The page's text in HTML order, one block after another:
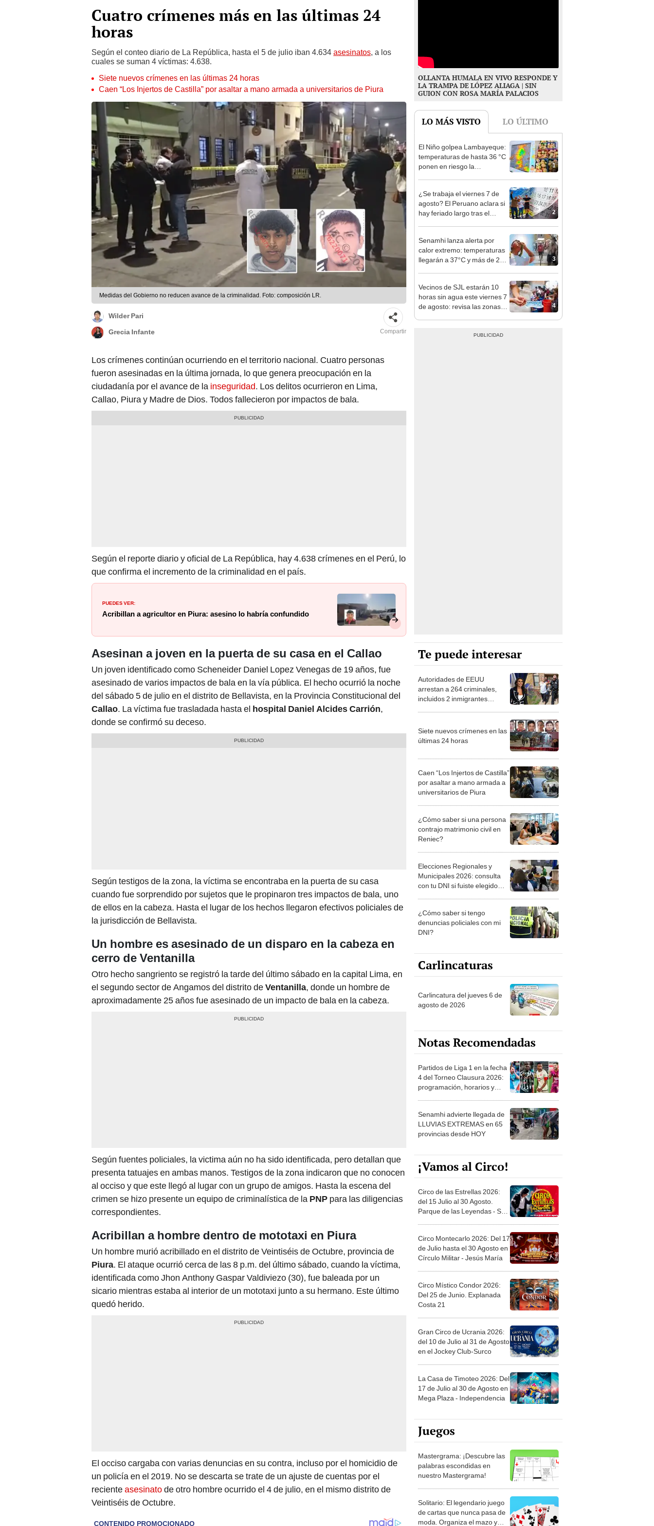
Cuatro crímenes más en las últimas 24
horas
Según el conteo diario de La República, hasta el 5 de julio iban 4.634 asesinatos, a los
cuales se suman 4 víctimas: 4.638.
Siete nuevos crímenes en las últimas 24 horas
Caen “Los Injertos de Castilla” por asaltar a mano armada a universitarios de Piura
Medidas del Gobierno no reducen avance de la criminalidad. Foto: composición LR.
Wilder Pari
Grecia Infante Compartir
Los crímenes continúan ocurriendo en el territorio nacional. Cuatro personas
fueron asesinadas en la última jornada, lo que genera preocupación en la
ciudadanía por el avance de la inseguridad. Los delitos ocurrieron en Lima,
Callao, Piura y Madre de Dios. Todos fallecieron por impactos de bala.
Según el reporte diario y oficial de La República, hay 4.638 crímenes en el Perú, lo
que confirma el incremento de la criminalidad en el país.
PUEDES VER:
Acribillan a agricultor en Piura: asesino lo habría confundido
Asesinan a joven en la puerta de su casa en el Callao
Un joven identificado como Scheneider Daniel Lopez Venegas de 19 años, fue
asesinado de varios impactos de bala en la vía pública. El hecho ocurrió la noche
del sábado 5 de julio en el distrito de Bellavista, en la Provincia Constitucional del
Callao. La víctima fue trasladada hasta el hospital Daniel Alcides Carrión,
donde se confirmó su deceso.
Según testigos de la zona, la víctima se encontraba en la puerta de su casa
cuando fue sorprendido por sujetos que le propinaron tres impactos de bala, uno
de ellos en la cabeza. Hasta el lugar de los hechos llegaron efectivos policiales de
la jurisdicción de Bellavista.
Un hombre es asesinado de un disparo en la cabeza en
cerro de Ventanilla
Otro hecho sangriento se registró la tarde del último sábado en la capital Lima, en
el segundo sector de Angamos del distrito deVentanilla, donde un hombre de
aproximadamente 25 años fue asesinado de un impacto de bala en la cabeza.
Según fuentes policiales, la victima aún no ha sido identificada, pero detallan que
presenta tatuajes en ambas manos. Testigos de la zona indicaron que no conocen
al occiso y que este llegó al lugar con un grupo de amigos. Hasta la escena del
crimen se hizo presente un equipo de criminalística de la PNP para las diligencias
correspondientes.
Acribillan a hombre dentro de mototaxi en Piura
Un hombre murió acribillado en el distrito de Veintiséis de Octubre, provincia de
Piura. El ataque ocurrió cerca de las 8 p.m. del último sábado, cuando la víctima,
identificada como Jhon Anthony Gaspar Valdiviezo (30), fue baleada por un
sicario mientras estaba al interior de un mototaxi junto a su hermano. Este último
quedó herido.
El occiso cargaba con varias denuncias en su contra, incluso por el homicidio de
un policía en el 2019. No se descarta se trate de un ajuste de cuentas por el
recienteasesinatode otro hombre ocurrido el 4 de julio, en el mismo distrito de
Veintiséis de Octubre.
OLLANTA HUMALA EN VIVO RESPONDE Y
LA TRAMPA DE LÓPEZ ALIAGA | SIN
GUION CON ROSA MARÍA PALACIOS
LO MÁS VISTO LO ÚLTIMO
1
El Niño golpea Lambayeque:
temperaturas de hasta 36 °C
ponen en riesgo la
2
¿Se trabaja el viernes 7 de
agosto? El Peruano aclara si
hay feriado largo tras el
3
Senamhi lanza alerta por
calor extremo: temperaturas
llegarán a 37°C y más de 20
4
Vecinos de SJL estarán 10
horas sin agua este viernes 7
de agosto: revisa las zonas
Te puede interesar
Autoridades de EEUU
arrestan a 264 criminales,
incluidos 2 inmigrantes
Siete nuevos crímenes en las
últimas 24 horas
Caen “Los Injertos de Castilla”
por asaltar a mano armada a
universitarios de Piura
¿Cómo saber si una persona
contrajo matrimonio civil en
Reniec?
Elecciones Regionales y
Municipales 2026: consulta
con tu DNI si fuiste elegido
la ONPE
¿Cómo saber si tengo
denuncias policiales con mi
DNI?
Carlincaturas
Carlincatura del jueves 6 de
agosto de 2026
Notas Recomendadas
Partidos de Liga 1 en la fecha
4 del Torneo Clausura 2026:
programación, horarios y
Senamhi advierte llegada de
LLUVIAS EXTREMAS en 65
provincias desde HOY
¡Vamos al Circo!
Circo de las Estrellas 2026:
del 15 Julio al 30 Agosto.
Parque de las Leyendas - San
Circo Montecarlo 2026: Del 17
de Julio hasta el 30 Agosto en
Círculo Militar - Jesús María
Circo Místico Condor 2026:
Del 25 de Junio. Explanada
Costa 21
Gran Circo de Ucrania 2026:
del 10 de Julio al 31 de Agosto
en el Jockey Club-Surco
La Casa de Timoteo 2026: Del
17 de Julio al 30 de Agosto en
Mega Plaza - Independencia
Juegos
Mastergrama: ¡Descubre las
palabras escondidas en
nuestro Mastergrama!
Solitario: El legendario juego
de cartas que nunca pasa de
moda. Organiza el mazo y